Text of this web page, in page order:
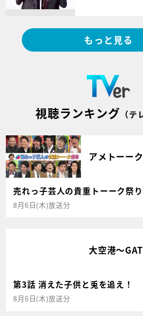
もっと見る
視聴ランキング （テ
アメトーーク
売れっ子芸人の貴重トーーク祭
8月6日(木)放送分
大空港～
第3話 消えた子供と兎を追え！
8月6日(木)放送分